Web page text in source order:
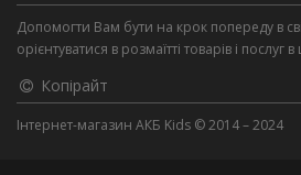
Допомогти Вам бути на крок попереду в
орієнтуватися в розмаїтті товарів і послуг в
Копірайт
Інтернет-магазин АКБ Kids © 2014 – 2024